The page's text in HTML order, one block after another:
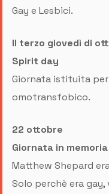
Gay e Lesbici.
Il terzo giovedì di
Spirit day
Giornata istituita
omotransfobico.
22 ottobre
Giornata in
Matthew Shepard
Solo perchè era